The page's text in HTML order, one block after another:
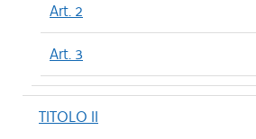
Art. 2
Art. 3
TITOLO II